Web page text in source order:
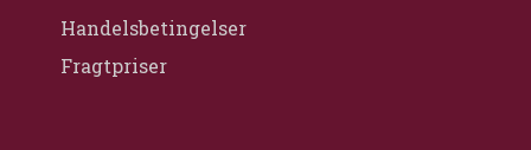
Handelsbetingelser
Fragtpriser